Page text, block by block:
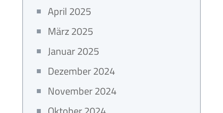
April 2025
März 2025
Januar 2025
Dezember 2024
November 2024